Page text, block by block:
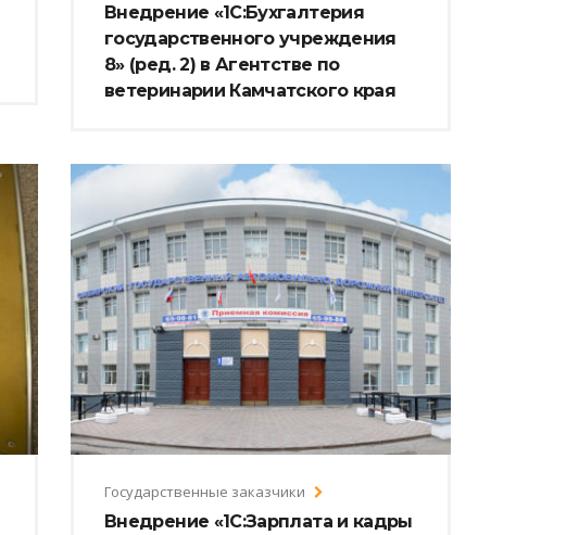
Внедрение «1С:Бухгалтерия
государственного учреждения
8» (ред. 2) в Агентстве по
ветеринарии Камчатского края
Государственные заказчики
Внедрение «1С:Зарплата и кадры